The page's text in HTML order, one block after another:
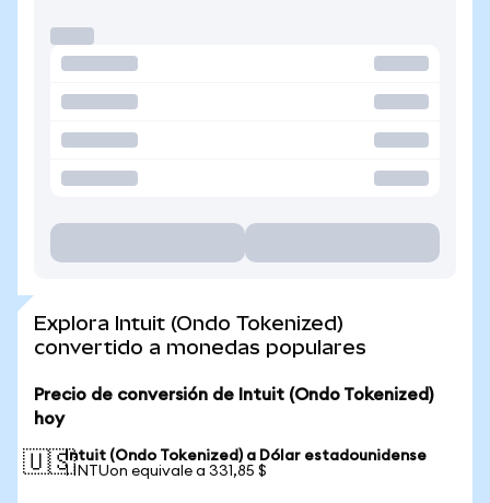
Explora Intuit (Ondo Tokenized)
convertido a monedas populares
Precio de conversión de Intuit (Ondo Tokenized)
hoy
🇺🇸Intuit (Ondo Tokenized) a Dólar estadounidense
1 INTUon equivale a 331,85 $